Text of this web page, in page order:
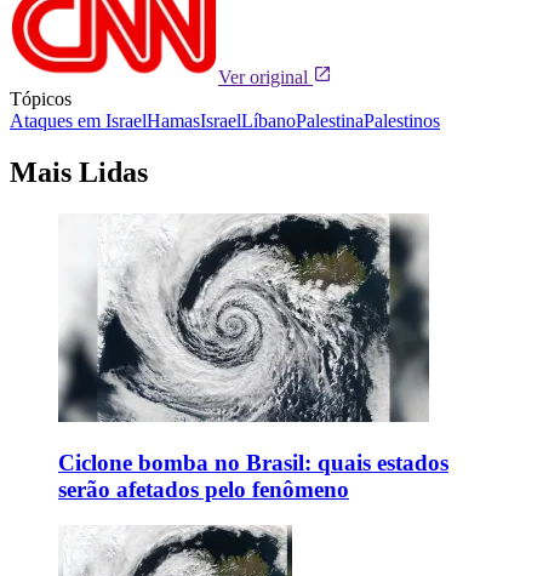
Ver original
Tópicos
Ataques em IsraelHamasIsraelLíbanoPalestinaPalestinos
Mais Lidas
Ciclone bomba no Brasil: quais estados
serão afetados pelo fenômeno